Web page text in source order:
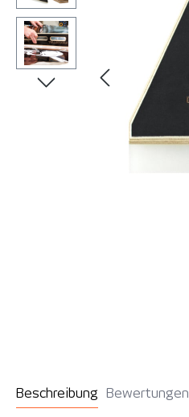
Beschreibung Bewertungen